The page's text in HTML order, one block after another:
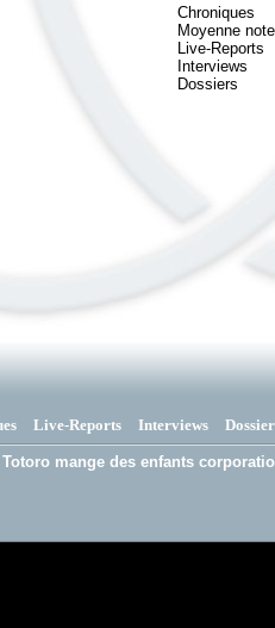
Chroniques
Moyenne
Live-Reports
Interviews
Dossiers
Live-Reports Interviews
mange des enfants